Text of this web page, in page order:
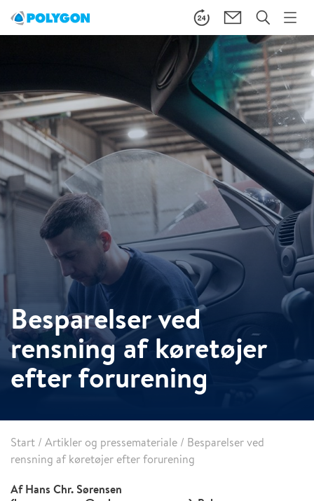
Besparelser ved
rensning af køretøjer
efter forurening
Start / Artikler og pressemateriale / Besparelser ved
rensning af køretøjer efter forurening
Af Hans Chr. Sørensen